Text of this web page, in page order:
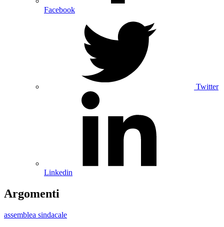
Facebook
Twitter
Linkedin
Argomenti
assemblea sindacale